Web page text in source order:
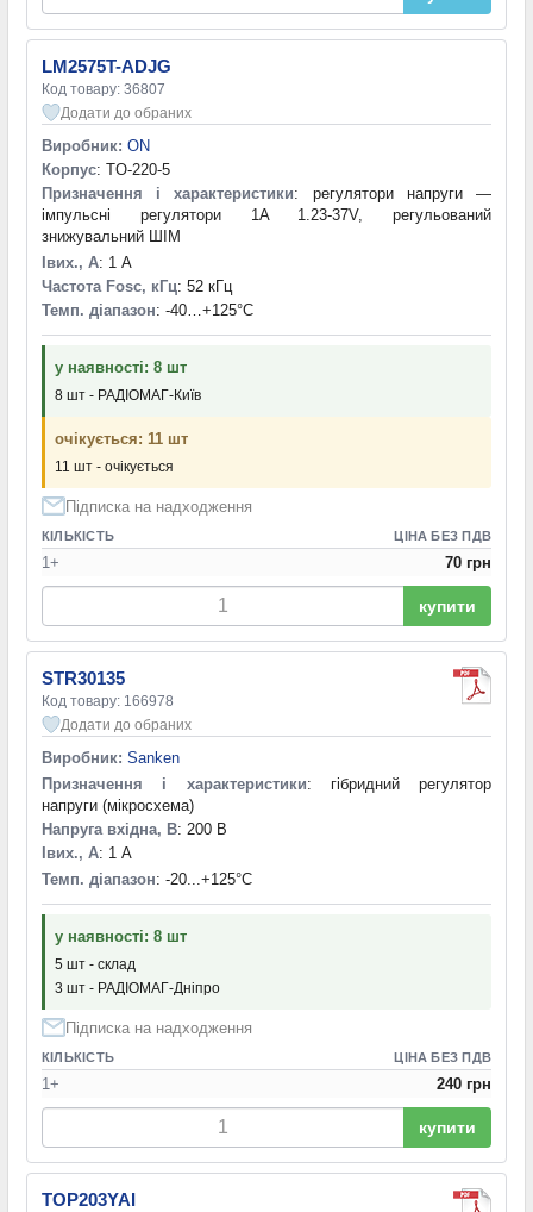
36 V(1)
85...265V(1)
100V двотактний ШІМ-контролер струмового режиму
100W 18V оцінна плата SMPS з CoolSETT M F3 ICE3A5565P
600V контролер баласту з адаптивною комутацією за
нульової напруги, внутрішнім захистом від перевантаження за
струмом та інтегрованим бутстреп-діодом(1)
600V одиночний драйвер верхнього плеча з узгодженою
затримкою поширення каналів
LM2575T-ADJG
Код товару: 36807
Додати до обраних
Виробник: ON
Корпус: TO-220-5
Призначення і характеристики: регулятори напруги —
імпульсні регулятори 1A 1.23-37V, регульований
знижувальний ШІМ
Iвих., А: 1 А
Частота Fosc, кГц: 52 кГц
Темп. діапазон: -40…+125°С
у наявності: 8 шт
8 шт - РАДІОМАГ-Київ
очікується: 11 шт
11 шт - очікується
Підписка на надходження
КІЛЬКІСТЬ ЦІНА БЕЗ ПДВ
1+ 70 грн
купити
STR30135
Код товару: 166978
Додати до обраних
Виробник: Sanken
Призначення і характеристики: гібридний регулятор
напруги (мікросхема)
Напруга вхідна, В: 200 В
Iвих., А: 1 А
Темп. діапазон: -20...+125°С
у наявності: 8 шт
5 шт - склад
3 шт - РАДІОМАГ-Дніпро
Підписка на надходження
КІЛЬКІСТЬ ЦІНА БЕЗ ПДВ
1+ 240 грн
купити
TOP203YAI